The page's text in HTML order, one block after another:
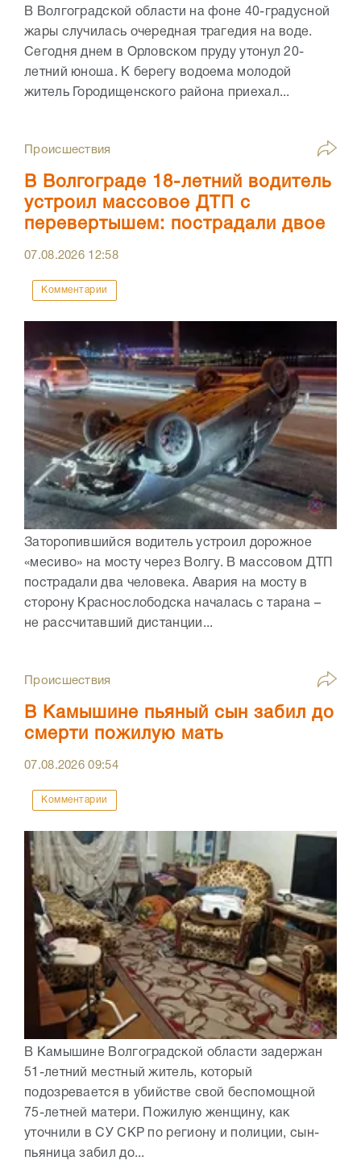
В Волгоградской области на фоне 40-градусной
жары случилась очередная трагедия на воде.
Сегодня днем в Орловском пруду утонул 20-
летний юноша. К берегу водоема молодой
житель Городищенского района приехал...
Происшествия
В Волгограде 18-летний водитель
устроил массовое ДТП с
перевертышем: пострадали двое
07.08.2026 12:58
Комментарии
Заторопившийся водитель устроил дорожное
«месиво» на мосту через Волгу. В массовом ДТП
пострадали два человека. Авария на мосту в
сторону Краснослободска началась с тарана –
не рассчитавший дистанции...
Происшествия
В Камышине пьяный сын забил до
смерти пожилую мать
07.08.202609:54
Комментарии
В Камышине Волгоградской области задержан
51-летний местный житель, который
подозревается в убийстве свой беспомощной
75-летней матери. Пожилую женщину, как
уточнили в СУ СКР по региону и полиции, сын-
пьяница забил до...